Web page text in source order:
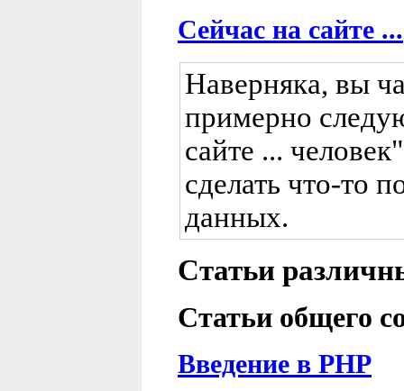
Сейчас на сайте ...
Наверняка, вы
примерно
сайте ...
сделать что-то
данных.
Статьи
Статьи общего
Введение в PHP